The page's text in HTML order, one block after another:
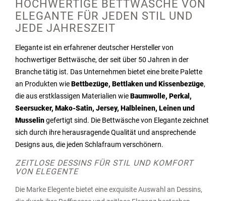
HOCHWERTIGE BETTWÄSCHE VON
ELEGANTE FÜR JEDEN STIL UND
JEDE JAHRESZEIT
Elegante ist ein erfahrener deutscher Hersteller von
hochwertiger Bettwäsche, der seit über 50 Jahren in der
Branche tätig ist. Das Unternehmen bietet eine breite Palette
an Produkten wieBettbezüge, Bettlaken und Kissenbezüge,
die aus erstklassigen Materialien wieBaumwolle, Perkal,
Seersucker, Mako-Satin, Jersey, Halbleinen, Leinen und
Musselingefertigt sind. Die Bettwäsche von Elegante zeichnet
sich durch ihre herausragende Qualität und ansprechende
Designs aus, die jeden Schlafraum verschönern.
ZEITLOSE DESSINS FÜR STIL UND KOMFORT
VON ELEGENTE
Die Marke Elegente bietet eine exquisite Auswahl an Dessins,